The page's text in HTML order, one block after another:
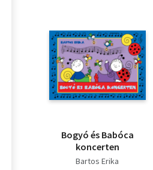
Bogyó és Babóca
koncerten
Bartos Erika